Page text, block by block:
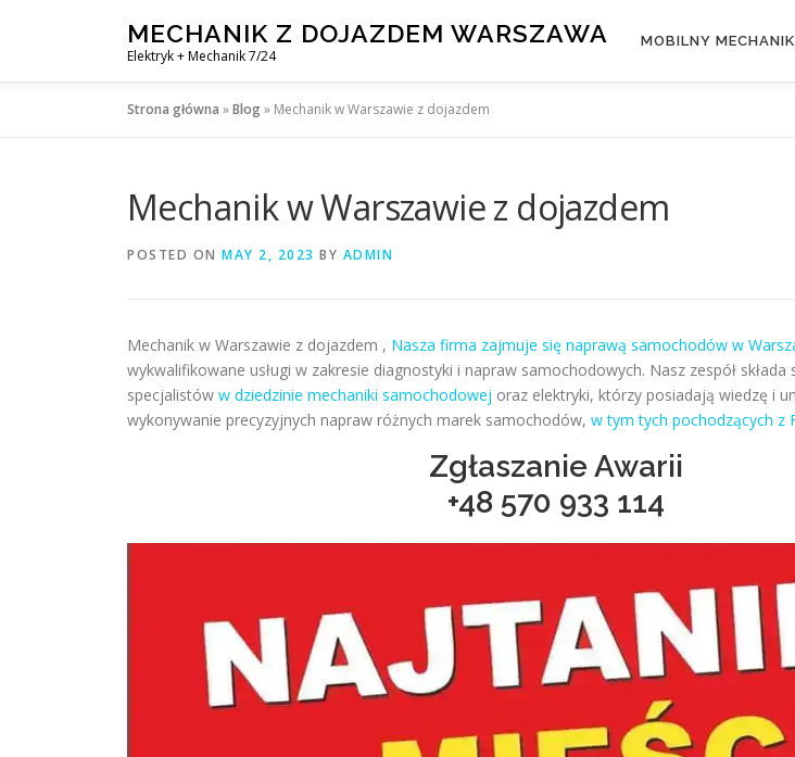
MECHANIK Z DOJAZDEM WARSZAWA
Elektryk + Mechanik 7/24
MOBILNY
Strona główna »Blog» Mechanik w Warszawie z dojazdem
Mechanik w Warszawie z dojazdem
POSTED ON MAY 2, 2023 BY ADMIN
Mechanik w Warszawie z dojazdem , Nasza firma zajmuje się naprawą samochodów w
wykwalifikowane usługi w zakresie diagnostyki i napraw samochodowych. Nasz zespół składa
specjalistów w dziedzinie mechaniki samochodowej oraz elektryki, którzy posiadają wiedzę i
wykonywanie precyzyjnych napraw różnych marek samochodów, w tym tych pochodzących z
Zgłaszanie Awarii
+48 570 933 114